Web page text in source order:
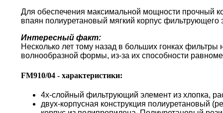
Для обеспечения максимальной мощности прочный
впаян полиуретановый мягкий корпус
Интересный факт:
Несколько лет тому назад в больших гонках
волнообразной формы, из-за их способности
FM910/04 - характеристики:
4х-слойный фильтрующий элемент из хлопка,
двух-корпусная конструкция полиуретановый